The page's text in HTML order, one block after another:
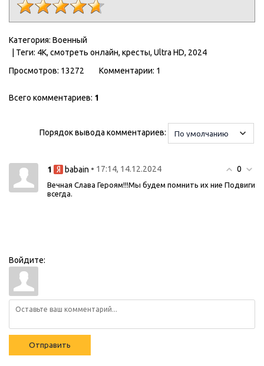
Категория: Военный
| Теги: 4K, смотреть онлайн, кресты, Ultra HD, 2024
Просмотров: 13272 Комментарии: 1
Всего комментариев: 1
Порядок вывода комментариев:
0
1 babain • 17:14, 14.12.2024
Вечная Слава Героям!!!Мы будем помнить их ние Подвиги
всегда.
Войдите:
Отправить